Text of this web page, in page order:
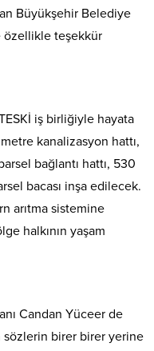
Büyükşehir Belediye
özellikle teşekkür
iş birliğiyle hayata
kanalizasyon hattı,
bağlantı hattı, 530
bacası inşa edilecek.
arıtma sistemine
halkının yaşam
Candan Yüceer de
sözlerin birer birer yerine